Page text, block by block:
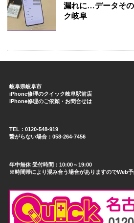
漏れに…データそ
ク岐阜
岐阜県岐阜市
iPhone修理のクイック岐阜駅前店
iPhone修理のご依頼・お問合せは
TEL：0120-548-919
繋がらない場合：058-264-7456
年中無休 受付時間：10:00～19:00
※時間帯により混み合う場合がありますのでWeb予